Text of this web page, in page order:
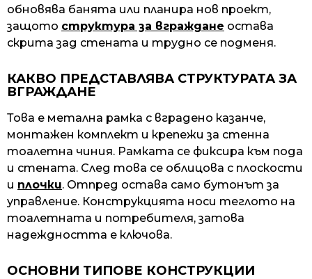
обновява банята или планира нов проект,
защото структура за вграждане остава
скрита зад стената и трудно се подменя.
КАКВО ПРЕДСТАВЛЯВА СТРУКТУРАТА ЗА
ВГРАЖДАНЕ
Това е метална рамка с вградено казанче,
монтажен комплект и крепежи за стенна
тоалетна чиния. Рамката се фиксира към пода
и стената. След това се облицова с плоскости
и плочки. Отпред остава само бутонът за
управление. Конструкцията носи теглото на
тоалетната и потребителя, затова
надеждността е ключова.
ОСНОВНИ ТИПОВЕ КОНСТРУКЦИИ